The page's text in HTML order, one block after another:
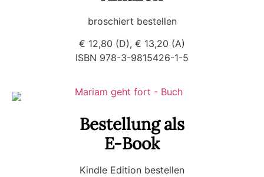
broschiert bestellen
€ 12,80 (D), € 13,20 (A)
ISBN 978-3-9815426-1-5
Bestellung als
E-Book
Kindle Edition bestellen